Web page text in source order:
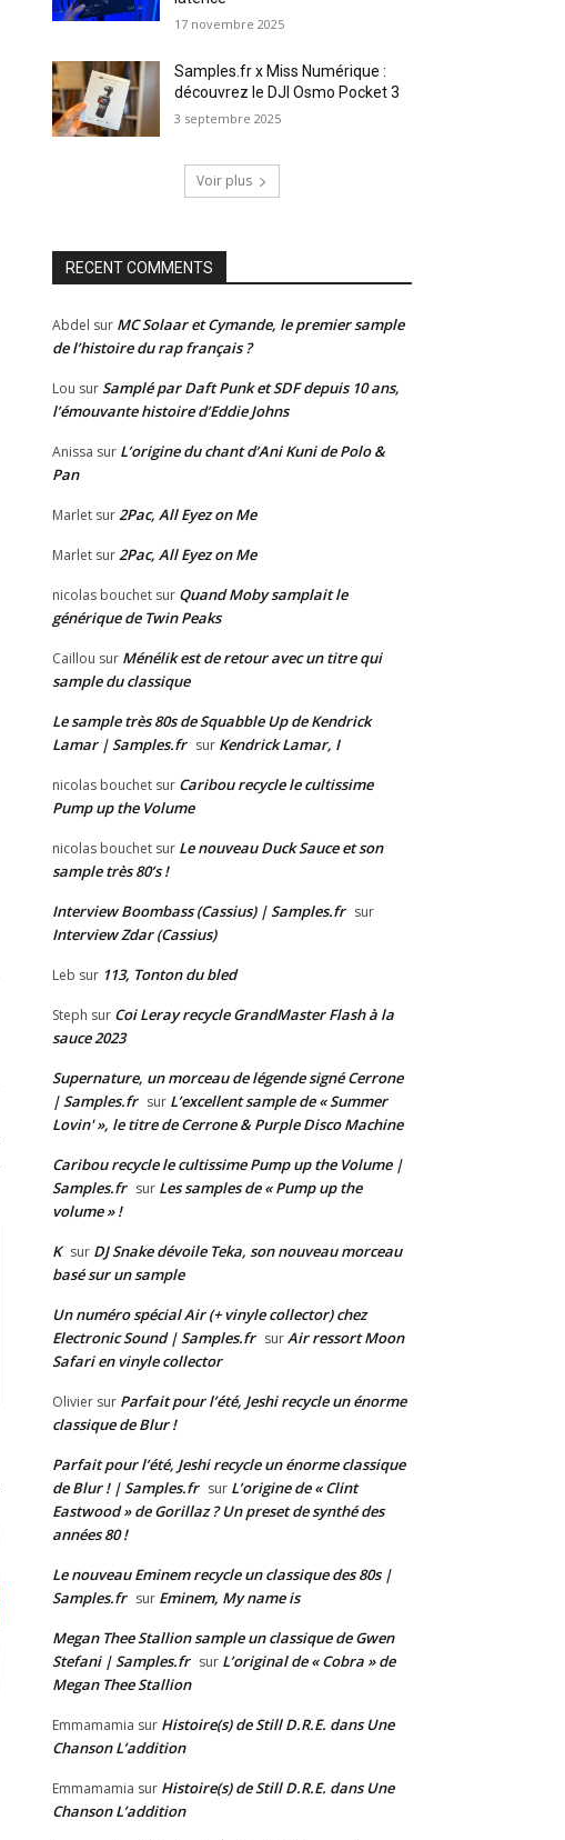
17 novembre 2025
Samples.fr x Miss Numérique :
découvrez le DJI Osmo Pocket 3
3 septembre 2025
Voir plus
RECENT COMMENTS
Abdel sur MC Solaar et Cymande, le premier sample
de l’histoire du rap français ?
Lou surSamplé par Daft Punk et SDF depuis 10 ans,
l’émouvante histoire d’Eddie Johns
Anissa sur L’origine du chant d’Ani Kuni de Polo &
Pan
Marlet sur2Pac, All Eyez on Me
Marlet sur2Pac, All Eyez on Me
nicolas bouchet sur Quand Moby samplait le
générique de Twin Peaks
Caillou sur Ménélik est de retour avec un titre qui
sample du classique
Le sample très 80s de Squabble Up de Kendrick
Lamar | Samples.fr sur Kendrick Lamar, I
nicolas bouchet sur Caribou recycle le cultissime
Pump up the Volume
nicolas bouchet sur Le nouveau Duck Sauce et son
sample très 80’s !
Interview Boombass (Cassius) | Samples.fr sur
Interview Zdar (Cassius)
Leb sur 113, Tonton du bled
Steph sur Coi Leray recycle GrandMaster Flash à la
sauce 2023
Supernature, un morceau de légende signé Cerrone
| Samples.fr sur L’excellent sample de « Summer
Lovin' », le titre de Cerrone & Purple Disco Machine
Caribou recycle le cultissime Pump up the Volume |
Samples.fr sur Les samples de « Pump up the
volume » !
K sur DJ Snake dévoile Teka, son nouveau morceau
basé sur un sample
Un numéro spécial Air (+ vinyle collector) chez
Electronic Sound | Samples.fr surAir ressort Moon
Safari en vinyle collector
Olivier sur Parfait pour l’été, Jeshi recycle un énorme
classique de Blur !
Parfait pour l’été, Jeshi recycle un énorme classique
de Blur ! | Samples.fr sur L’origine de « Clint
Eastwood » de Gorillaz ? Un preset de synthé des
années 80 !
Le nouveau Eminem recycle un classique des 80s |
Samples.fr sur Eminem, My name is
Megan Thee Stallion sample un classique de Gwen
Stefani | Samples.fr sur L’original de « Cobra » de
Megan Thee Stallion
Emmamamia sur Histoire(s) de Still D.R.E. dans Une
Chanson L’addition
Emmamamia sur Histoire(s) de Still D.R.E. dans Une
Chanson L’addition